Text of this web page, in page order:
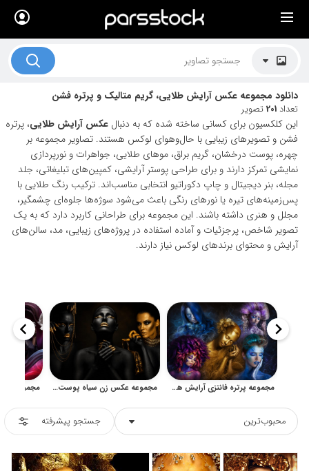
دانلود مجموعه عکس آرایش طلایی، گریم متالیک و پرتره فشن
تعداد 201تصویر
این کلکسیون برای کسانی ساخته شده که به دنبال عکس آرایش طلایی، پرتره
فشن و تصویرهای زیبایی با حال‌وهوای لوکس هستند. تصاویر مجموعه بر
چهره، پوست درخشان، گریم براق، موهای طلایی، جواهرات و نورپردازی
نمایشی تمرکز دارند و برای طراحی پوستر آرایشی، کمپین‌های تبلیغاتی، جلد
مجله، بنر دیجیتال و چاپ دکوراتیو انتخابی مناسب‌اند. ترکیب رنگ طلایی با
پس‌زمینه‌های تیره یا نورهای رنگی باعث می‌شود سوژه‌ها جلوه‌ای چشمگیر،
مجلل و هنری داشته باشند. این مجموعه برای طراحانی کاربرد دارد که به یک
تصویر شاخص، پرجزئیات و آماده استفاده در پروژه‌های زیبایی، مد، سالن‌های
آرایش و محتوای برندهای لوکس نیاز دارند.
مجموعه پرتره فانتزی آرایش هنری و زیبایی خلاقانه مجموعه عکس زن سیاه پوست با آرایش طلایی و مشکی استودیویی
محبوب‌ترین جستجو پیشرفته
× لیست قیمت ها
موضوعات تصاویر
دکوراسیون و فضاها
هنرمندان ایرانی
کسب درآمد از فروش تصاویر
021 28428845
تماس با ما